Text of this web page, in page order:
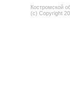
Костромской
(c) Copyright